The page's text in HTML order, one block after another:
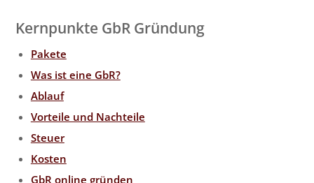
Kernpunkte GbR Gründung
Pakete
Was ist eine GbR?
Ablauf
Vorteile und Nachteile
Steuer
Kosten
GbR online gründen